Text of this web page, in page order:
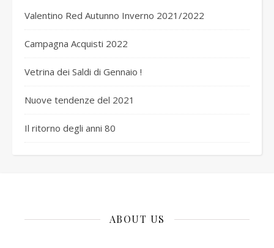
Valentino Red Autunno Inverno 2021/2022
Campagna Acquisti 2022
Vetrina dei Saldi di Gennaio !
Nuove tendenze del 2021
Il ritorno degli anni 80
ABOUT US